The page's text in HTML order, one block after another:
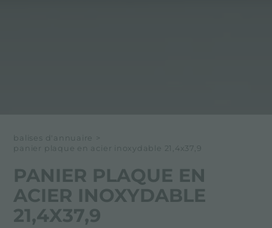
balises d'annuaire
>
panier plaque en acier inoxydable 21,4x37,9
PANIER PLAQUE EN
ACIER INOXYDABLE
21,4X37,9